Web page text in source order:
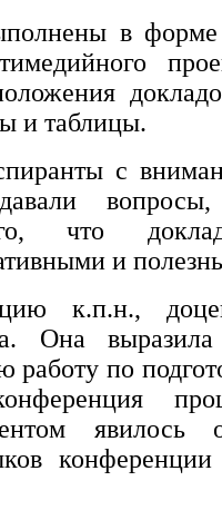
в форме
и таблицы.
с
что
и
к.п.н.,
Она выразила
работу по
явилось